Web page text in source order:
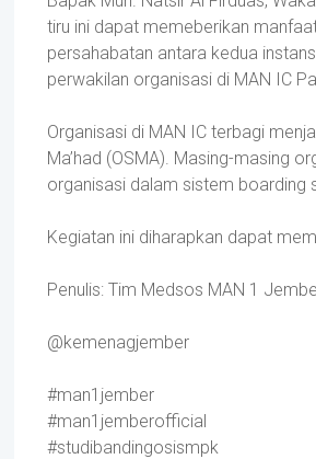
tiru ini dapat memeberikan
persahabatan antara kedua
perwakilan organisasi di MAN IC
Organisasi di MAN IC terbagi
Ma’had (OSMA). Masing-masing
organisasi dalam sistem boarding
Kegiatan ini diharapkan dapat
Penulis: Tim Medsos MAN 1
@kemenagjember
#man1jember
#man1jemberofficial
#studibandingosismpk